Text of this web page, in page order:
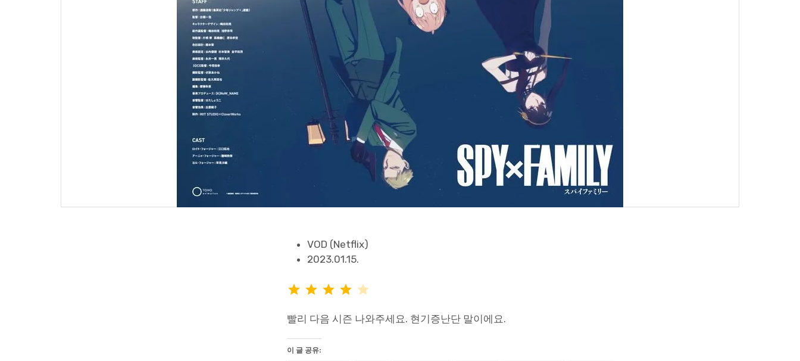
VOD (Netflix)
2023.01.15.
⭐⭐ ⭐
빨리 다음 시즌 나와주세요. 현기증난단 말이에요.
이 글 공유: